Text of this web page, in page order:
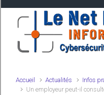
Skip to main content
Accueil Actualités Infos
Un employeur peut-il